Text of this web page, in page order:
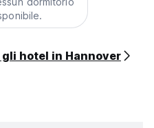
hotel in Hannover